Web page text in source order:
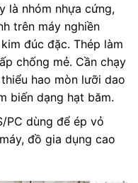
là nhóm nhựa cứng,
trên máy nghiền
đúc đặc. Thép làm
chống mẻ. Cần chạy
hao mòn lưỡi dao
biến dạng hạt băm.
PC dùng để ép vỏ
đồ gia dụng cao